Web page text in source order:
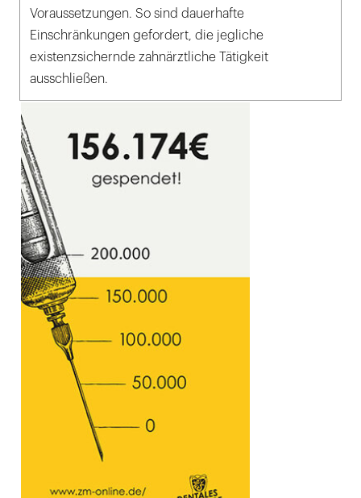
Voraussetzungen. So sind dauerhafte
Einschränkungen gefordert, die jegliche
existenzsichernde zahnärztliche Tätigkeit
ausschließen.